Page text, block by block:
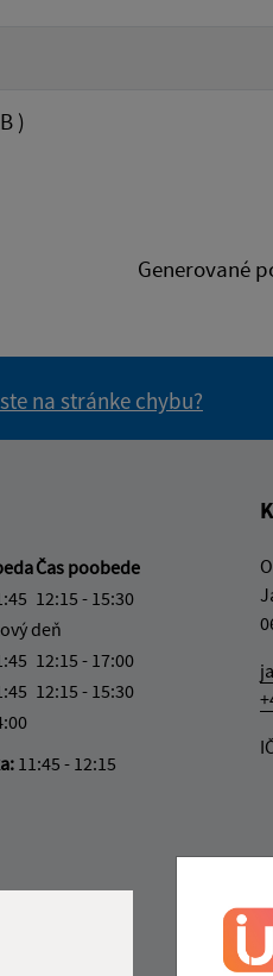
)
Generované
na stránke chybu?
Čas poobede
12:15 - 15:30
deň
12:15 - 17:00
12:15 - 15:30
11:45 - 12:15